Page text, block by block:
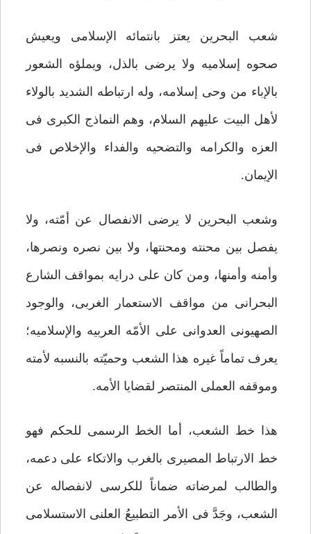
شعب البحرین یعتز بانتمائه الإسلامی ویعیش
صحوه إسلامیه ولا یرضى بالذل، ویملؤه الشعور
بالإباء من وحی إسلامه، وله ارتباطه الشدید بالولاء
لأهل البیت علیهم السلام، وهم النماذج الکبرى فی
العزه والکرامه والتضحیه والفداء والإخلاص فی
الإیمان.
وشعب البحرین لا یرضى الانفصال عن أمّته، ولا
یفصل بین محنته ومحنتها، ولا بین نصره ونصرها،
وأمنه وأمنها، ومن کان على درایه بمواقف الشارع
البحرانی من مواقف الاستعمار الغربی، والوجود
الصهیونی العدوانی على الأمّه العربیه والإسلامیه؛
یعرف تماماً غیره هذا الشعب وحمیّته بالنسبه لأمته
وموقفه العملی المنتصر لقضایا الأمه.
هذا خط الشعب، أما الخط الرسمی للحکم فهو
خط الارتباط المصیری بالغرب والاتکاء على دعمه،
والطالب لمرضاته ضماناً للکرسی لانفصاله عن
الشعب، وجَدَّ فی الأمر التطبیعُ العلنی الاستسلامی